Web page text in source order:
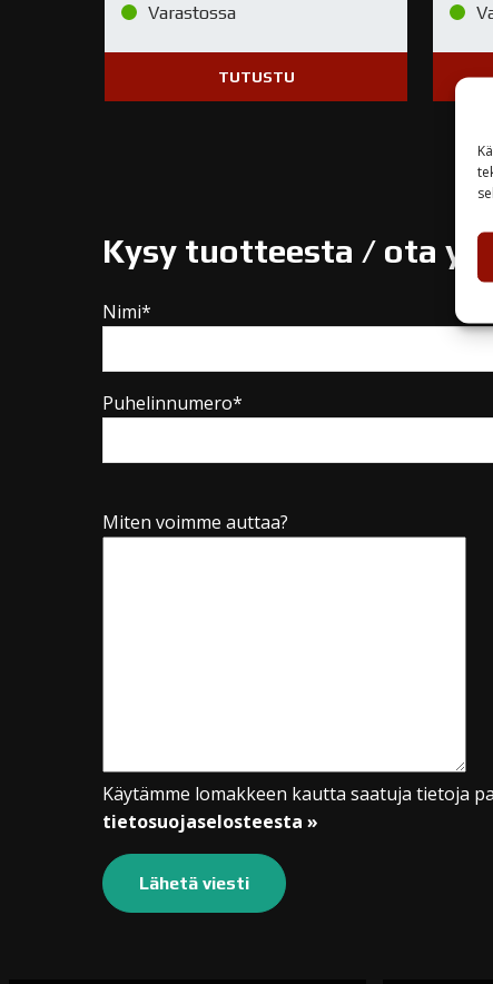
Varastossa
TUTUSTU
Kysy tuotteesta / ota
Nimi*
Puhelinnumero*
Miten voimme auttaa?
Käytämme lomakkeen kautta saatuja tietoja
tietosuojaselosteesta »